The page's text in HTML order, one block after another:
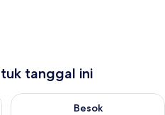
tanggal ini
ini Agu 10 - Agu 11
Besok
Periksa ketersediaan untuk